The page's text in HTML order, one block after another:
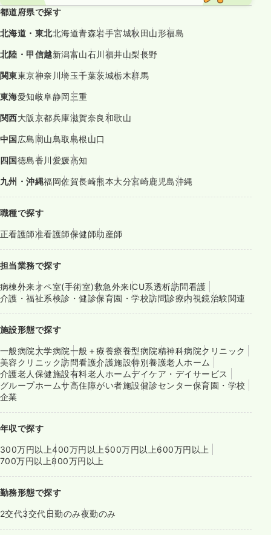
都道府県で探す
北海道・東北北海道青森岩手宮城秋田山形福島
北陸・甲信越新潟富山石川福井山梨長野
関東東京神奈川埼玉千葉茨城栃木群馬
東海愛知岐阜静岡三重
関西大阪京都兵庫滋賀奈良和歌山
中国広島岡山鳥取島根山口
四国徳島香川愛媛高知
九州・沖縄福岡佐賀長崎熊本大分宮崎鹿児島沖縄
職種で探す
正看護師准看護師保健師助産師
担当業務で探す
病棟外来オペ室(手術室)救急外来ICU系透析訪問看護
介護・福祉系検診・健診保育園・学校訪問診療内視鏡治験関連
施設形態で探す
一般病院大学病院一般＋療養療養型病院精神科病院クリニック
美容クリニック訪問看護介護施設特別養護老人ホーム
介護老人保健施設有料老人ホームデイケア・デイサービス
グループホームサ高住障がい者施設健診センター保育園・学校
企業
年収で探す
300万円以上400万円以上 500万円以上600万円以上
700万円以上800万円以上
勤務形態で探す
2交代3交代日勤のみ夜勤のみ